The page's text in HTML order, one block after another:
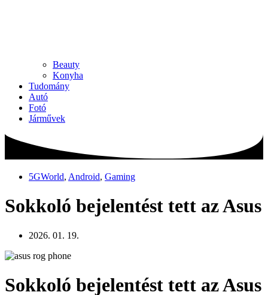
Beauty
Konyha
Tudomány
Autó
Fotó
Járművek
5GWorld, Android, Gaming
Sokkoló bejelentést tett az Asus
2026. 01. 19.
Sokkoló bejelentést tett az Asus